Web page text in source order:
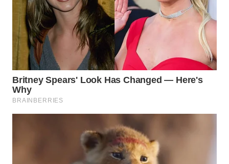
BINTAN
WN
MANDALIKA
WN
LIKUPANG
WN